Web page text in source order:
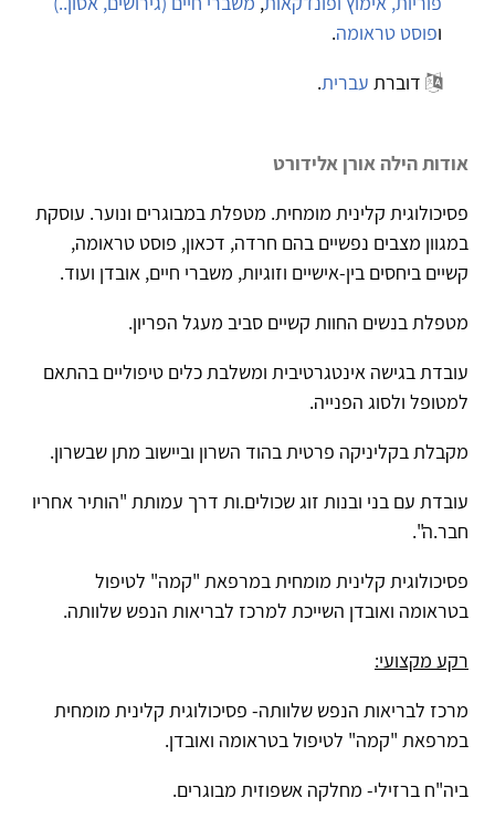
ופוסט טראומה.
דוברת עברית.
אודות הילה אורן אלידורט
פסיכולוגית קלינית מומחית. מטפלת במבוגרים ונוער. עוסקת
במגוון מצבים נפשיים בהם חרדה, דכאון, פוסט טראומה,
קשיים ביחסים בין-אישיים וזוגיות, משברי חיים, אובדן ועוד.
מטפלת בנשים החוות קשיים סביב מעגל הפריון.
עובדת בגישה אינטגרטיבית ומשלבת כלים טיפוליים בהתאם
למטופל ולסוג הפנייה.
מקבלת בקליניקה פרטית בהוד השרון וביישוב מתן שבשרון.
עובדת עם בני ובנות זוג שכולים.ות דרך עמותת "הותיר אחריו
חבר.ה".
פסיכולוגית קלינית מומחית במרפאת "קמה" לטיפול
בטראומה ואובדן השייכת למרכז לבריאות הנפש שלוותה.
רקע מקצועי:
מרכז לבריאות הנפש שלוותה- פסיכולוגית קלינית מומחית
במרפאת "קמה" לטיפול בטראומה ואובדן.
ביה"ח ברזילי- מחלקה אשפוזית מבוגרים.